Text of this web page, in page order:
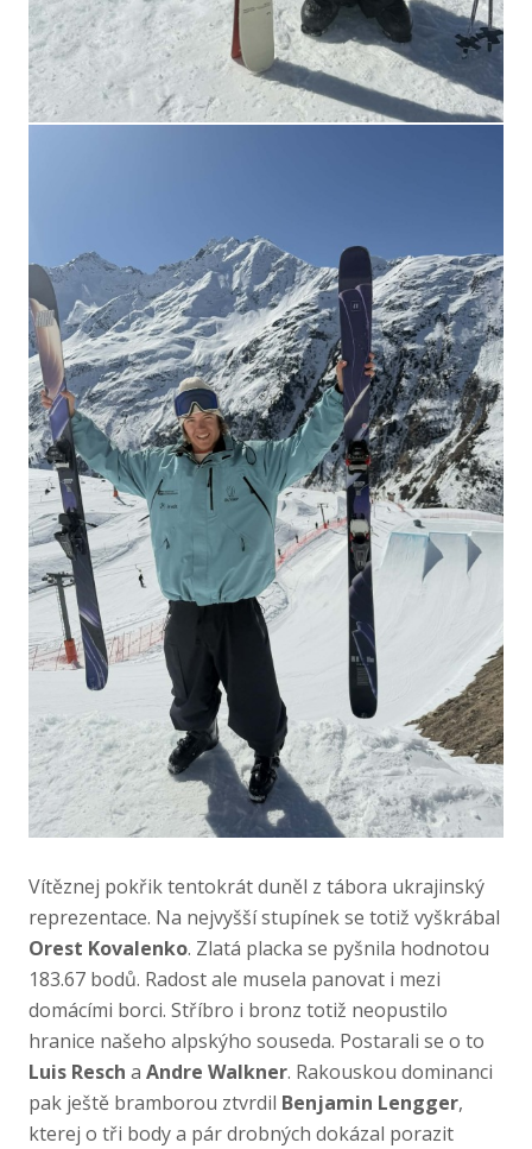
Vítěznej pokřik tentokrát duněl z tábora ukrajinský
reprezentace. Na nejvyšší stupínek se totiž vyškrábal
Orest Kovalenko. Zlatá placka se pyšnila hodnotou
183.67 bodů. Radost ale musela panovat i mezi
domácími borci. Stříbro i bronz totiž neopustilo
hranice našeho alpskýho souseda. Postarali se o to
Luis Resch a Andre Walkner. Rakouskou dominanci
pak ještě bramborou ztvrdil Benjamin Lengger,
kterej o tři body a pár drobných dokázal porazit